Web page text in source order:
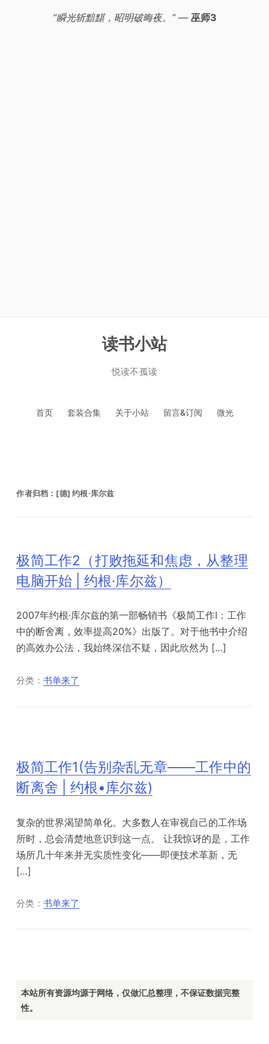
“瞬光斩黯黮，昭明破晦夜。”— 巫师3
读书小站
悦读不孤读
首页 套装合集 关于小站 留言&订阅 微光
作者归档： [德] 约根·库尔兹
极简工作2（打败拖延和焦虑，从整理
电脑开始 | 约根·库尔兹）
2007年约根·库尔兹的第一部畅销书《极简工作Ⅰ：工作
中的断舍离，效率提高20%》出版了。对于他书中介绍
的高效办公法，我始终深信不疑，因此欣然为 […]
分类：书单来了
极简工作1(告别杂乱无章——工作中的
断离舍 | 约根•库尔兹)
复杂的世界渴望简单化。大多数人在审视自己的工作场
所时，总会清楚地意识到这一点。 让我惊讶的是，工作
场所几十年来并无实质性变化——即便技术革新，无
[…]
分类：书单来了
本站所有资源均源于网络，仅做汇总整理，不保证数据完整
性。